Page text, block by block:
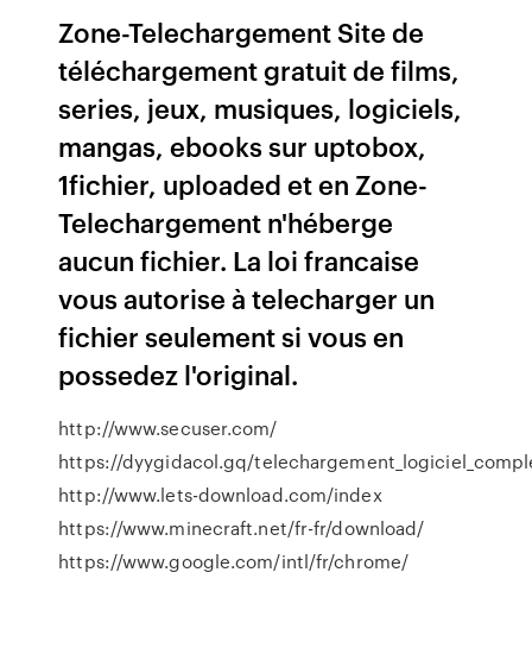
Zone-Telechargement Site de
téléchargement gratuit de films,
series, jeux, musiques, logiciels,
mangas, ebooks sur uptobox,
1fichier, uploaded et en Zone-
Telechargement n'héberge
aucun fichier. La loi francaise
vous autorise à telecharger un
fichier seulement si vous en
possedez l'original.
http://www.secuser.com/
https://dyygidacol.gq/
http://www.lets-download.com/index
https://www.minecraft.net/fr-fr/download/
https://www.google.com/intl/fr/chrome/